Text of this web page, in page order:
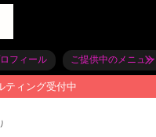
フィール ご提供中のメニュー
ティング受付中